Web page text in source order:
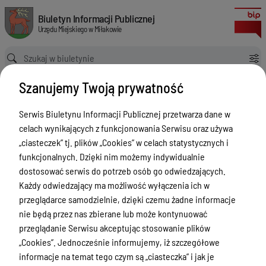
Bilanse za 2024 r.
Biuletyn Informacji Publicznej Urzędu Miejskiego w Miłakowie
Biuletyn Informacji Publicznej
Urzędu Miejskiego w Miłakowie
Ścieżka powrotu
Strona główna Majątek i finanse
Majątek i finanse - Bilanse
Bilanse za 2024 r.
Majątek i finanse - Bilanse
Menu Przedmiotowe
Urząd Miejski w Miłakowie
Gmina Miłakowo
Majątek i finanse
Zamówienia publiczne
Urząd Stanu Cywilnego
Ewidencja ludności, dowody osobiste,
Wersja obowiązująca
z dnia13-05-2025
10:10:40
Drukuj
Bilanse za
2024 r.
Załączniki
Szanujemy Twoją prywatność
Serwis Biuletynu Informacji Publicznej przetwarza dane w
celach wynikających z funkcjonowania Serwisu oraz używa
„ciasteczek” tj. plików „Cookies” w celach statystycznych i
funkcjonalnych. Dzięki nim możemy indywidualnie
dostosować serwis do potrzeb osób go odwiedzających.
Każdy odwiedzający ma możliwość wyłączenia ich w
przeglądarce samodzielnie, dzięki czemu żadne informacje
nie będą przez nas zbierane lub może kontynuować
przeglądanie Serwisu akceptując stosowanie plików
„Cookies”. Jednocześnie informujemy, iż szczegółowe
informacje na temat tego czym są „ciasteczka” i jak je